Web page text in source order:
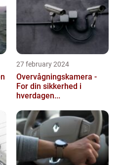
27 february 2024
Overvågningskamera -
For din sikkerhed i
hverdagen...